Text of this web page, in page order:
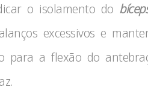
o isolamento do
excessivos e
para a flexão do